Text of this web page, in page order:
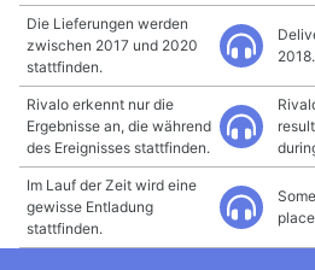
Die Lieferungen werden
zwischen 2017 und 2020
stattfinden.
2018.
Rivalo erkennt nur die
Ergebnisse an, die während
des Ereignisses stattfinden.
Im Lauf der Zeit wird eine
gewisse Entladung
stattfinden.